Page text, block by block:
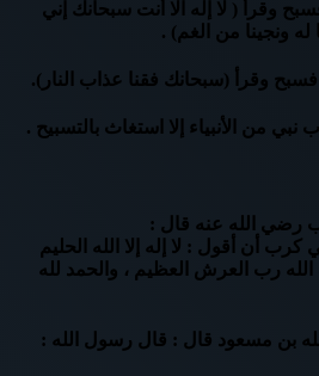
وقرأ ( لا إله الا أنت سبحانك إني
ونجينا من الغم) .
وقرأ (سبحانك فقنا عذاب النار).
من الأنبياء إلا استغاث بالتسبيح .
رضي الله عنه قال :
أن أقول : لا إله إلا الله الحليم
الله رب العرش العظيم ، والحمد لله
بن مسعود قال : قال رسول الله :